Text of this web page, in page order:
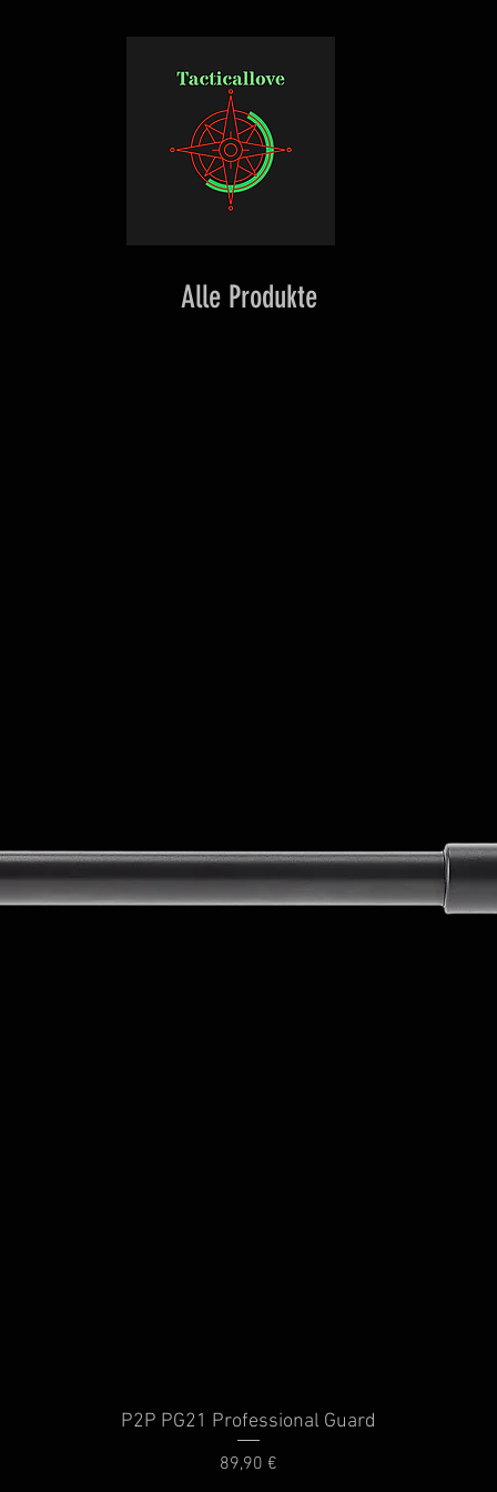
Alle Produkte
Schnellansicht
P2P PG21 Professional Guard
Preis
89,90 €